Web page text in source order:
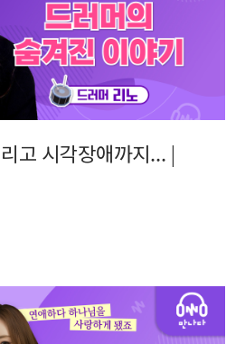
고 시각장애까지... |